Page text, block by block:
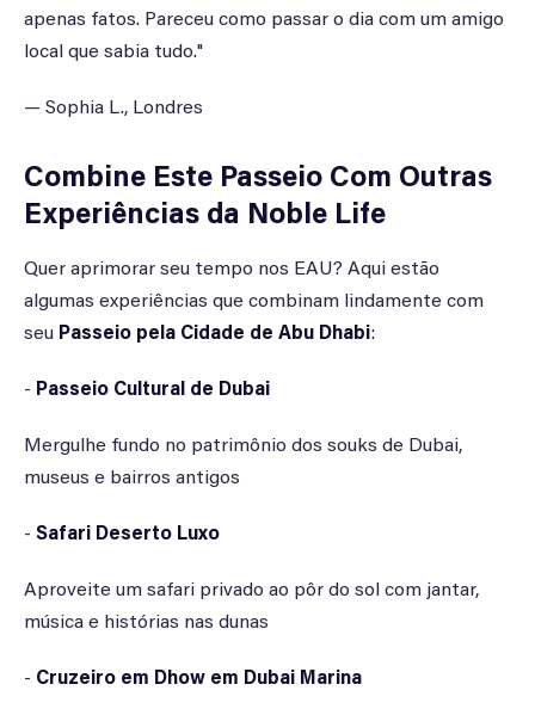
apenas fatos. Pareceu como passar o dia com um amigo
local que sabia tudo."
— Sophia L., Londres
Combine Este Passeio Com Outras
Experiências da Noble Life
Quer aprimorar seu tempo nos EAU? Aqui estão
algumas experiências que combinam lindamente com
seu Passeio pela Cidade de Abu Dhabi:
- Passeio Cultural de Dubai
Mergulhe fundo no patrimônio dos souks de Dubai,
museus e bairros antigos
- Safari Deserto Luxo
Aproveite um safari privado ao pôr do sol com jantar,
música e histórias nas dunas
- Cruzeiro em Dhow em Dubai Marina